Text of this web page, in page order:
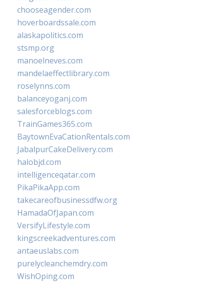
chooseagender.com
hoverboardssale.com
alaskapolitics.com
stsmp.org
manoelneves.com
mandelaeffectlibrary.com
roselynns.com
balanceyoganj.com
salesforceblogs.com
TrainGames365.com
BaytownEvaCationRentals.com
JabalpurCakeDelivery.com
halobjd.com
intelligenceqatar.com
PikaPikaApp.com
takecareofbusinessdfw.org
HamadaOfJapan.com
VersifyLifestyle.com
kingscreekadventures.com
antaeuslabs.com
purelycleanchemdry.com
WishOping.com